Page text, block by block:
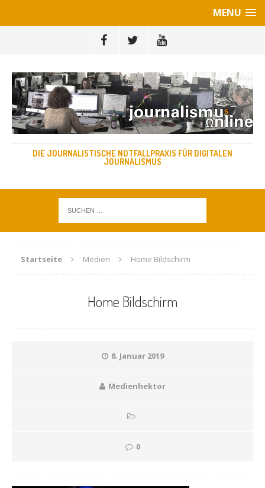
MENU
DIE JOURNALISTISCHE NOTFALLPRAXIS FÜR DIGITALEN
JOURNALISMUS
Startseite Medien Home Bildschirm
Home Bildschirm
8. Januar 2019
Medienhektor
0